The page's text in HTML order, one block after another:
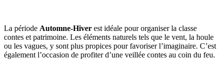
La période Automne-Hiver est idéale pour organiser la classe
contes et patrimoine. Les éléments naturels tels que le vent, la houle
ou les vagues, y sont plus propices pour favoriser l’imaginaire. C’est
également l’occasion de profiter d’une veillée contes au coin du feu.